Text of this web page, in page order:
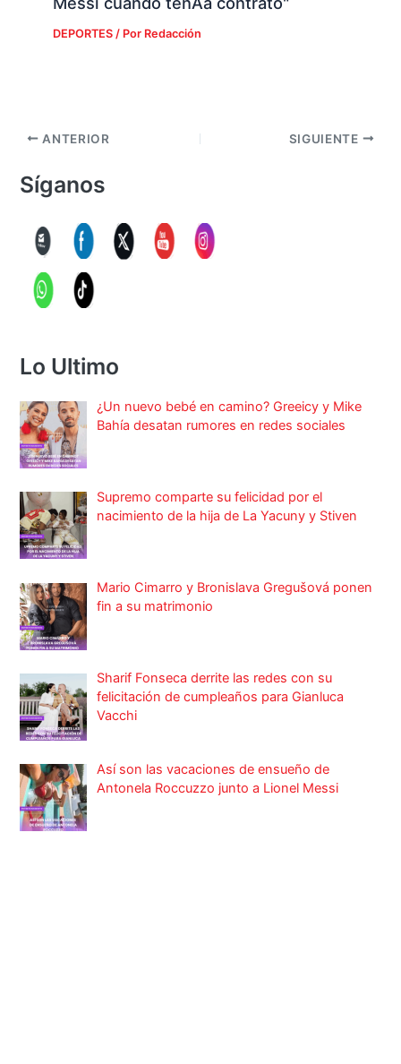
DEPORTES/ Por Redacción
ANTERIOR SIGUIENTE
Síganos
Lo Ultimo
¿Un nuevo bebé en camino? Greeicy y Mike
Bahía desatan rumores en redes sociales
Supremo comparte su felicidad por el
nacimiento de la hija de La Yacuny y Stiven
Mario Cimarro y Bronislava Gregušová ponen
fin a su matrimonio
Sharif Fonseca derrite las redes con su
felicitación de cumpleaños para Gianluca
Vacchi
Así son las vacaciones de ensueño de
Antonela Roccuzzo junto a Lionel Messi